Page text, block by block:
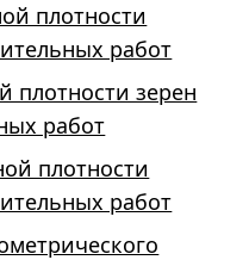
плотности
работ
плотности зерен
работ
плотности
работ